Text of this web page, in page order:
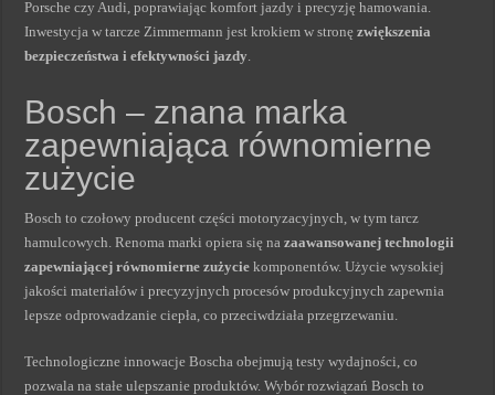
Porsche czy Audi, poprawiając komfort jazdy i precyzję hamowania.
Inwestycja w tarcze Zimmermann jest krokiem w stronęzwiększenia
bezpieczeństwa i efektywności jazdy.
Bosch – znana marka
zapewniająca równomierne
zużycie
Bosch to czołowy producent części motoryzacyjnych, w tym tarcz
hamulcowych. Renoma marki opiera się nazaawansowanej technologii
zapewniającej równomierne zużycie komponentów. Użycie wysokiej
jakości materiałów i precyzyjnych procesów produkcyjnych zapewnia
lepsze odprowadzanie ciepła, co przeciwdziała przegrzewaniu.
Technologiczne innowacje Boscha obejmują testy wydajności, co
pozwala na stałe ulepszanie produktów. Wybór rozwiązań Bosch to